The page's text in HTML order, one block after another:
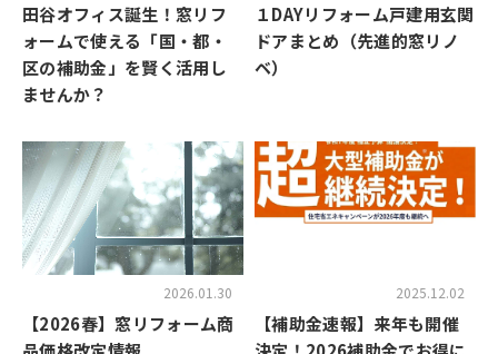
田谷オフィス誕生！窓リフ
ォームで使える「国・都・
区の補助金」を賢く活用し
ませんか？
１DAYリフォーム戸建用玄関
ドアまとめ（先進的窓リノ
ベ）
2026.01.30
【2026春】窓リフォーム商
2025.12.02
【補助金速報】来年も開催